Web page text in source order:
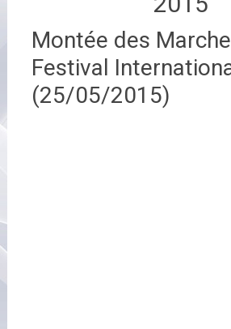
Montée des
Festival
(25/05/2015)